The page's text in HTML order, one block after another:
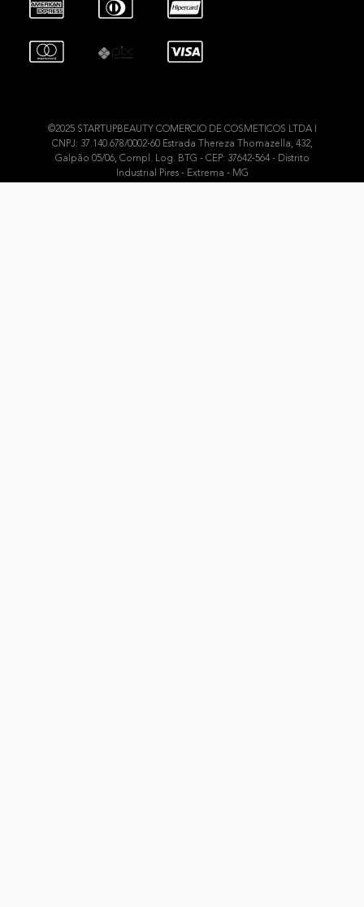
©2025 STARTUPBEAUTY COMERCIO DE COSMETICOS LTDA I
CNPJ: 37.140.678/0002-60 Estrada Thereza Thomazella, 432,
Galpão 05/06, Compl. Log. BTG - CEP: 37642-564 - Distrito
Industrial Pires - Extrema - MG